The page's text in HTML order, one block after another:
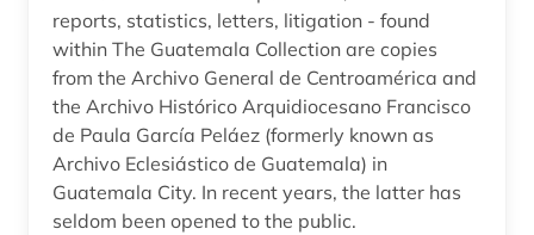
reports, statistics, letters, litigation - found
within The Guatemala Collection are copies
from the Archivo General de Centroamérica and
the Archivo Histórico Arquidiocesano Francisco
de Paula García Peláez (formerly known as
Archivo Eclesiástico de Guatemala) in
Guatemala City. In recent years, the latter has
seldom been opened to the public.